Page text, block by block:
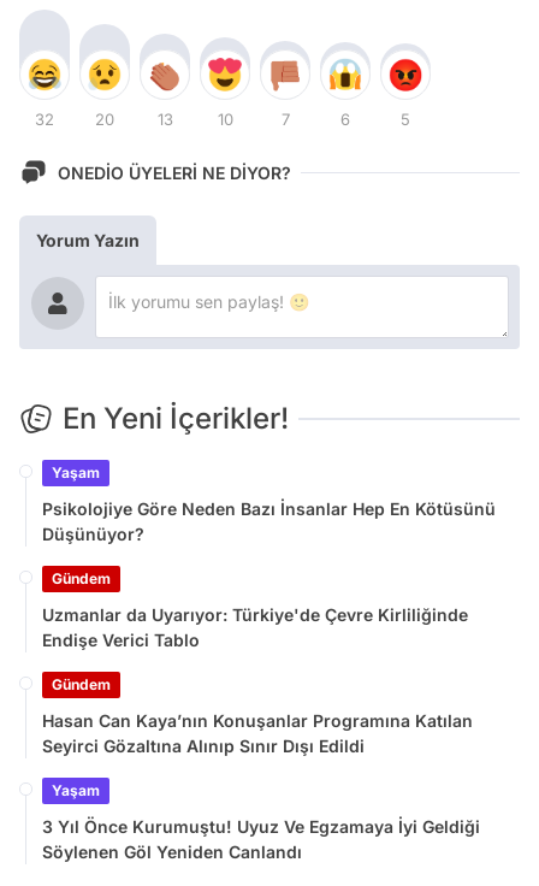
32 20 13 10 7 6 5
ONEDİO ÜYELERİ NE DİYOR?
Yorum Yazın
En Yeni İçerikler!
Yaşam
Psikolojiye Göre Neden Bazı İnsanlar Hep En Kötüsünü
Düşünüyor?
Gündem
Uzmanlar da Uyarıyor: Türkiye'de Çevre Kirliliğinde
Endişe Verici Tablo
Gündem
Hasan Can Kaya’nın Konuşanlar Programına Katılan
Seyirci Gözaltına Alınıp Sınır Dışı Edildi
Yaşam
3 Yıl Önce Kurumuştu! Uyuz Ve Egzamaya İyi Geldiği
Söylenen Göl Yeniden Canlandı